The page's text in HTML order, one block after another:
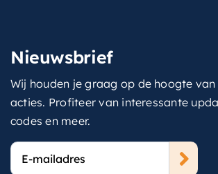
Nieuwsbrief
Wij houden je graag op de hoogte
acties. Profiteer van interessante
codes en meer.
E-
mailadres